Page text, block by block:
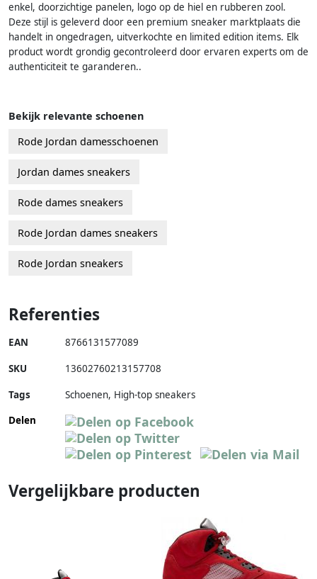
enkel, doorzichtige panelen, logo op de hiel en rubberen zool.
Deze stijl is geleverd door een premium sneaker marktplaats die
handelt in ongedragen, uitverkochte en limited edition items. Elk
product wordt grondig gecontroleerd door ervaren experts om de
authenticiteit te garanderen..
Bekijk relevante schoenen
Rode Jordan damesschoenen
Jordan dames sneakers
Rode dames sneakers
Rode Jordan dames sneakers
Rode Jordan sneakers
Referenties
EAN 8766131577089
SKU 13602760213157708
Tags
Schoenen, High-top sneakers
Delen
Vergelijkbare producten